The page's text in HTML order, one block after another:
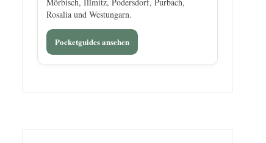
Rosalia und Westungarn.
Pocketguides ansehen